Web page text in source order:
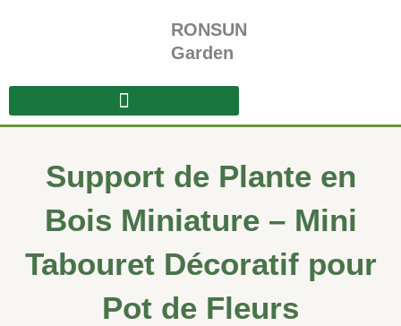
RONSUN
Garden
Support de Plante en
Bois Miniature – Mini
Tabouret Décoratif pour
Pot de Fleurs